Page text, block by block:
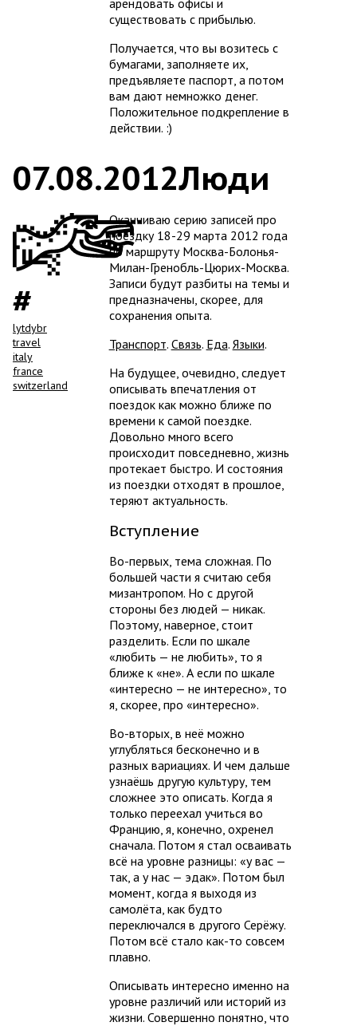
существовать с прибылью.
Получается, что вы возитесь с
бумагами, заполняете их,
предъявляете паспорт, а потом
вам дают немножко денег.
Положительное подкрепление в
действии. :)
lytdybr
travel
italy
france
switzerland
07.08.2012Люди
Оканчиваю серию записей про
поездку 18-29 марта 2012 года
по маршруту Москва-Болонья-
Милан-Гренобль-Цюрих-Москва.
Записи будут разбиты на темы и
предназначены, скорее, для
сохранения опыта.
Транспорт. Связь. Еда. Языки.
На будущее, очевидно, следует
описывать впечатления от
поездок как можно ближе по
времени к самой поездке.
Довольно много всего
происходит повседневно, жизнь
протекает быстро. И состояния
из поездки отходят в прошлое,
теряют актуальность.
Вступление
Во-первых, тема сложная. По
большей части я считаю себя
мизантропом. Но с другой
стороны без людей — никак.
Поэтому, наверное, стоит
разделить. Если по шкале
«любить — не любить», то я
ближе к «не». А если по шкале
«интересно — не интересно», то
я, скорее, про «интересно».
Во-вторых, в неё можно
углубляться бесконечно и в
разных вариациях. И чем дальше
узнаёшь другую культуру, тем
сложнее это описать. Когда я
только переехал учиться во
Францию, я, конечно, охренел
сначала. Потом я стал осваивать
всё на уровне разницы: «у вас —
так, а у нас — эдак». Потом был
момент, когда я выходя из
самолёта, как будто
переключался в другого Серёжу.
Потом всё стало как-то совсем
плавно.
Описывать интересно именно на
уровне различий или историй из
жизни. Совершенно понятно, что